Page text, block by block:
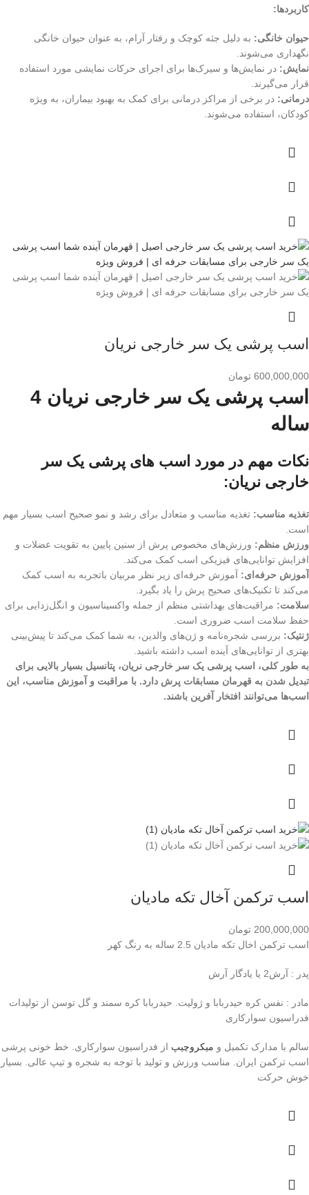
کاربردها:
حیوان خانگی: به دلیل جثه کوچک و رفتار آرام، به عنوان حیوان خانگی
نگهداری می‌شوند.
نمایش: در نمایش‌ها و سیرک‌ها برای اجرای حرکات نمایشی مورد استفاده
قرار می‌گیرند.
درمانی: در برخی از مراکز درمانی برای کمک به بهبود بیماران، به ویژه
کودکان، استفاده می‌شوند.
اسب پرشی یک سر خارجی نریان
600,000,000 تومان
اسب پرشی یک سر خارجی نریان 4
ساله
نکات مهم در مورد اسب های پرشی یک سر
خارجی نریان:
تغذیه مناسب: تغذیه مناسب و متعادل برای رشد و نمو صحیح اسب بسیار مهم
است.
ورزش منظم: ورزش‌های مخصوص پرش از سنین پایین به تقویت عضلات و
افزایش توانایی‌های فیزیکی اسب کمک می‌کند.
آموزش حرفه‌ای: آموزش حرفه‌ای زیر نظر مربیان باتجربه به اسب کمک
می‌کند تا تکنیک‌های صحیح پرش را یاد بگیرد.
سلامت: مراقبت‌های بهداشتی منظم از جمله واکسیناسیون و انگل‌زدایی برای
حفظ سلامت اسب ضروری است.
ژنتیک: بررسی شجره‌نامه و ژن‌های والدین، به شما کمک می‌کند تا پیش‌بینی
بهتری از توانایی‌های آینده اسب داشته باشید.
به طور کلی، اسب پرشی یک سر خارجی نریان، پتانسیل بسیار بالایی برای
تبدیل شدن به قهرمان مسابقات پرش دارد. با مراقبت و آموزش مناسب، این
اسب‌ها می‌توانند افتخار آفرین باشند.
اسب ترکمن آخال تکه مادیان
200,000,000 تومان
اسب ترکمن اخال تکه مادیان 2.5 ساله به رنگ کهر
پدر : آرش2 یا یادگار آرش
مادر : نفس کره حیدربابا و ژولیت. حیدربابا کره سمند و گل توسن از تولیدات
فدراسیون سوارکاری
سالم با مدارک تکمیل و میکروچیپ از فدراسیون سوارکاری. خط خونی پرشی
اسب ترکمن ایران. مناسب ورزش و تولید با توجه به شجره و تیپ عالی. بسیار
خوش حرکت